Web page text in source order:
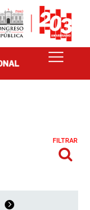
FILTRAR